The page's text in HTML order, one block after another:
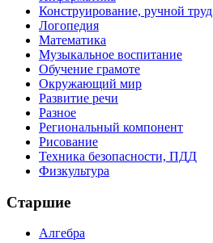
Конструирование, ручной труд
Логопедия
Математика
Музыкальное воспитание
Обучение грамоте
Окружающий мир
Развитие речи
Разное
Региональный компонент
Рисование
Техника безопасности, ПДД
Физкультура
Старшие
Алгебра